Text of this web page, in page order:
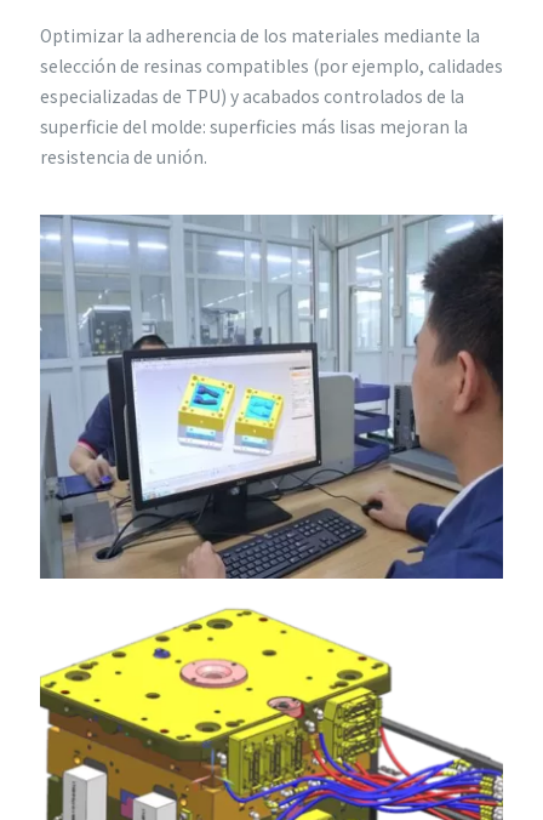
Optimizar la adherencia de los materiales mediante la
selección de resinas compatibles (por ejemplo, calidades
especializadas de TPU) y acabados controlados de la
superficie del molde: superficies más lisas mejoran la
resistencia de unión.